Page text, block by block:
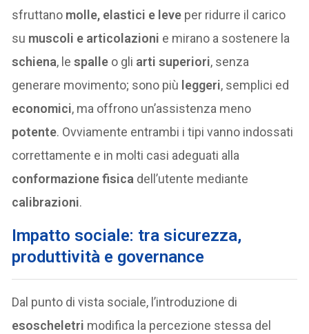
sfruttano molle, elastici e leve per ridurre il carico
su muscoli e articolazioni e mirano a sostenere la
schiena, lespalle o gli arti superiori, senza
generare movimento; sono più leggeri, semplici ed
economici, ma offrono un’assistenza meno
potente. Ovviamente entrambi i tipi vanno indossati
correttamente e in molti casi adeguati alla
conformazione fisica dell’utente mediante
calibrazioni.
Impatto sociale: tra sicurezza,
produttività e governance
Dal punto di vista sociale, l’introduzione di
esoscheletri modifica la percezione stessa del